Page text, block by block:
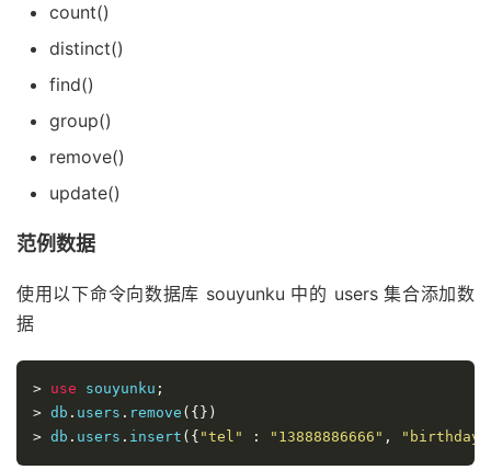
count()
distinct()
find()
group()
remove()
update()
范例数据
使用以下命令向数据库 souyunku 中的 users 集合添加数
据
> use souyunku ;
> db . users . remove ({})
> db . users . insert ({ "tel" : "13888886666" , "birthday"